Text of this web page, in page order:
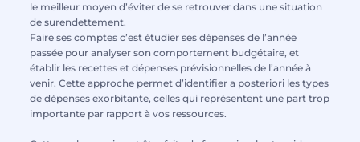
le meilleur moyen d’éviter de se retrouver dans une situation
de surendettement.
Faire ses comptes c’est étudier ses dépenses de l’année
passée pour analyser son comportement budgétaire, et
établir les recettes et dépenses prévisionnelles de l’année à
venir. Cette approche permet d’identifier a posteriori les types
de dépenses exorbitante, celles qui représentent une part trop
importante par rapport à vos ressources.